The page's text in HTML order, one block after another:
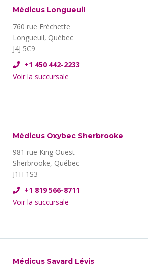
Médicus Longueuil
760 rue Fréchette
Longueuil, Québec
J4J 5C9
+1 450 442-2233
Voir la succursale
Médicus Oxybec Sherbrooke
981 rue King Ouest
Sherbrooke, Québec
J1H 1S3
+1 819 566-8711
Voir la succursale
Médicus Savard Lévis